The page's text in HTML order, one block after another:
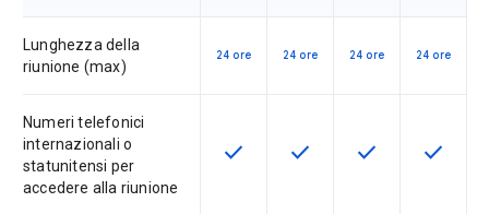
Lunghezza della
riunione (max)
24 ore 24 ore 24 ore 24 ore
Numeri telefonici
internazionali o
statunitensi per
accedere alla riunione
Questa funzionalità è disponibile
check Questa funzionalità è
check Questa
check Questa
check